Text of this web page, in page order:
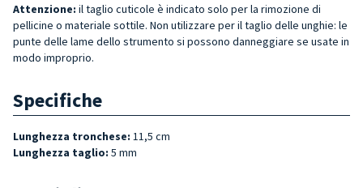
Attenzione: il taglio cuticole è indicato solo per la rimozione di
pellicine o materiale sottile. Non utilizzare per il taglio delle unghie: le
punte delle lame dello strumento si possono danneggiare se usate in
modo improprio.
Specifiche
Lunghezza tronchese: 11,5 cm
Lunghezza taglio: 5 mm